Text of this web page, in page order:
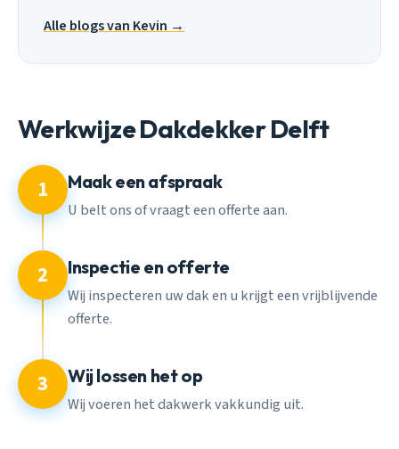
Alle blogs van Kevin →
Werkwijze Dakdekker Delft
1 Maak een afspraak
U belt ons of vraagt een offerte aan.
2 Inspectie en offerte
Wij inspecteren uw dak en u krijgt een vrijblijvende
offerte.
3 Wij lossen het op
Wij voeren het dakwerk vakkundig uit.